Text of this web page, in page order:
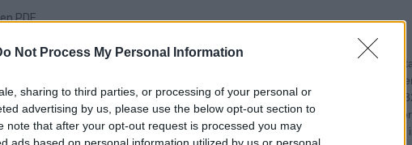
Not Process My Personal Information
sharing to third parties, or processing of your personal or
advertising by us, please use the below opt-out section to
note that after your opt-out request is processed you may
PDF
ha
incorporado a diez nuevos profesionales a su plantilla de conductores.
desde que en el mes de agosto finalizó el proceso de selección de
conductores se integrarán en la compañía de transporte junto a los
mes de septiembre. Con estos refuerzos Guaguas Municiaples pretende
se ha producido un aumento de la demanda en las horas punta durante el